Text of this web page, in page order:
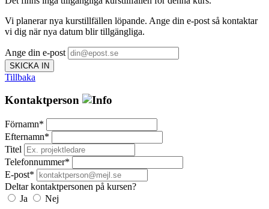
Vi planerar nya kurstillfällen löpande. Ange din e-post så kontaktar
vi dig när nya datum blir tillgängliga.
Ange din e-post
SKICKA IN
Tillbaka
Kontaktperson
Förnamn*
Efternamn*
Titel
Telefonnummer*
E-post*
Deltar kontaktpersonen på kursen?
Ja
Nej